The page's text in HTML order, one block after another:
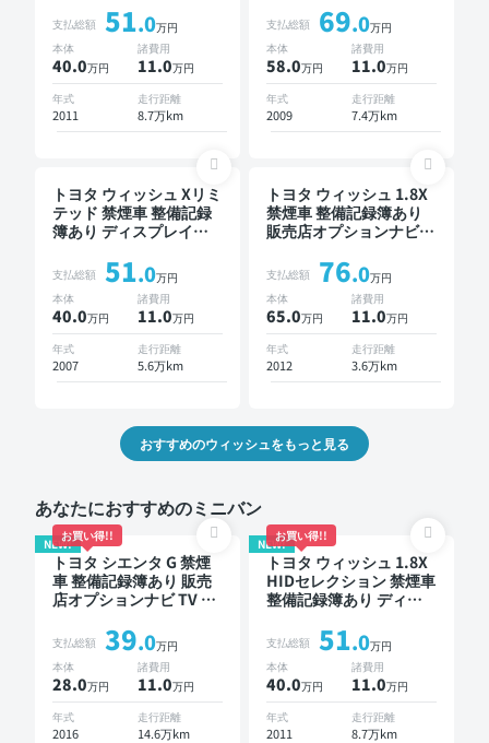
キットあり 後席モニタ
ー スマートキー ETC ド
ライブレコーダー
支払総額 51.0万円
本体
40.0万円
諸費用
11.0万円
年式
2011
走行距離
8.7万km
スキー 7人乗り
支払総額 69.0万円
本体
58.0万円
諸費用
11.0万円
年式
2009
走行距離
7.4万km
トヨタ ウィッシュ Xリミ
テッド 禁煙車 整備記録
簿あり ディスプレイオ
ー スマートキー ETC ド
ライブレコーダー
支払総額 51.0万円
本体
40.0万円
諸費用
11.0万円
年式
2007
走行距離
5.6万km
トヨタ ウィッシュ 1.8X
禁煙車 整備記録簿あり
販売店オプションナビ
ックモニター 7人乗り
支払総額 76.0万円
本体
65.0万円
諸費用
11.0万円
年式
2012
走行距離
3.6万km
おすすめのウィッシュをもっと見る
あなたにおすすめのミニバン
NEW!
お買い得!!
トヨタ シエンタ G 禁煙
車 整備記録簿あり 販売
店オプションナビ TV ブ
ー 3列シート スマートキ
ー バックモニター ドラ
イブレコーダー 衝突軽
減 両側電動スライドド
ア 7人乗り
支払総額 39.0万円
本体
28.0万円
諸費用
11.0万円
年式
2016
走行距離
14.6万km
NEW!
お買い得!!
トヨタ ウィッシュ 1.8X
HIDセレクション 禁煙車
整備記録簿あり ディス
キットあり 後席モニタ
ー スマートキー ETC ド
ライブレコーダー
支払総額 51.0万円
本体
40.0万円
諸費用
11.0万円
年式
2011
走行距離
8.7万km